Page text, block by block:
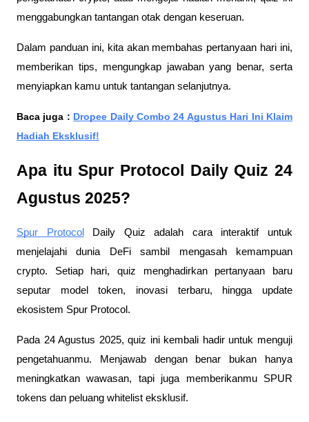
menggabungkan tantangan otak dengan keseruan.
Dalam panduan ini, kita akan membahas pertanyaan hari ini,
memberikan tips, mengungkap jawaban yang benar, serta
menyiapkan kamu untuk tantangan selanjutnya.
Baca juga : Dropee Daily Combo 24 Agustus Hari Ini Klaim
Hadiah Eksklusif!
Apa itu Spur Protocol Daily Quiz 24
Agustus 2025?
Spur Protocol
Daily Quiz adalah cara interaktif untuk
menjelajahi dunia DeFi sambil mengasah kemampuan
crypto. Setiap hari, quiz menghadirkan pertanyaan baru
seputar model token, inovasi terbaru, hingga update
ekosistem Spur Protocol.
Pada 24 Agustus 2025, quiz ini kembali hadir untuk menguji
pengetahuanmu. Menjawab dengan benar bukan hanya
meningkatkan wawasan, tapi juga memberikanmu SPUR
tokens dan peluang whitelist eksklusif.